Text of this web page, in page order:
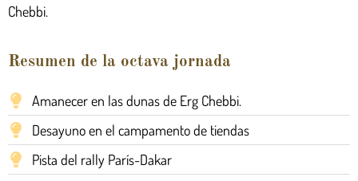
Chebbi.
Resumen de la octava jornada
Amanecer en las dunas de Erg Chebbi.
Desayuno en el campamento de tiendas
Pista del rally París-Dakar